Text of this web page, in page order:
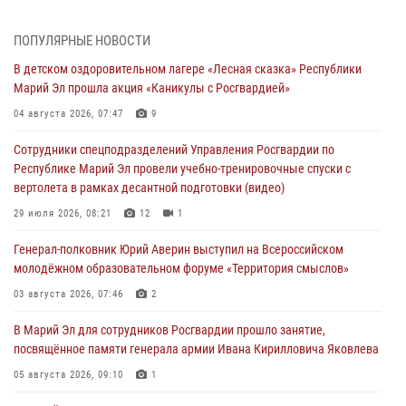
Всероссийском семинаре в Нижнем Новгороде (видео)
07 августа 2026, 06:25 8 1
Команда «Росгвардия» принимает участие в военно-спортивном
07 августа 2026, 05:43 10
Представитель вневедомственной охраны Управления Росгвардии
по Республике Марий Эл принял участие в учебно-методическом
06 августа 2026, 09:37 10
В Марий Эл сотрудники ЛРР Росгвардии за прошедший месяц
06 августа 2026, 08:00
В Марий Эл сотрудники вневедомственной охраны Росгвардии за
ПОПУЛЯРНЫЕ НОВОСТИ
В детском оздоровительном лагере «Лесная сказка» Республики
Марий Эл прошла акция «Каникулы с Росгвардией»
04 августа 2026, 07:47 9
Сотрудники спецподразделений Управления Росгвардии по
Республике Марий Эл провели учебно-тренировочные спуски с
вертолета в рамках десантной подготовки (видео)
29 июля 2026, 08:21 12 1
Генерал-полковник Юрий Аверин выступил на Всероссийском
молодёжном образовательном форуме «Территория смыслов»
03 августа 2026, 07:46 2
В Марий Эл для сотрудников Росгвардии прошло занятие,
посвящённое памяти генерала армии Ивана Кирилловича Яковлева
05 августа 2026, 09:10 1